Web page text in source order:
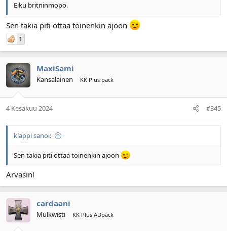
Eiku britninmopo.
Sen takia piti ottaa toinenkin ajoon
1
MaxiSami
Kansalainen KK Plus pack
4 Kesäkuu 2024 #345
klappi sanoi:
Sen takia piti ottaa toinenkin ajoon
Arvasin!
cardaani
Mulkwisti KK Plus ADpack